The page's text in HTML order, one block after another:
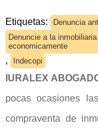
Etiquetas: Denuncia
Denuncie a la
economicamente
, Indecopi
IURALEX
pocas ocasiones
compraventa de